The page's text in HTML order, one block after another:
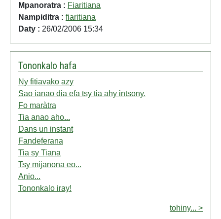
Mpanoratra : Fiaritiana
Nampiditra : fiaritiana
Daty : 26/02/2006 15:34
Tononkalo hafa
Ny fitiavako azy
Sao ianao dia efa tsy tia ahy intsony.
Fo maràtra
Tia anao aho...
Dans un instant
Fandeferana
Tia sy Tiana
Tsy mijanona eo...
Anio...
Tononkalo iray!
tohiny... >